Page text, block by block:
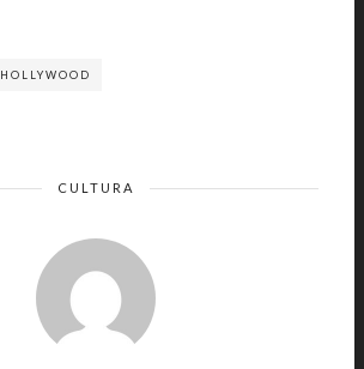
HOLLYWOOD
CULTURA